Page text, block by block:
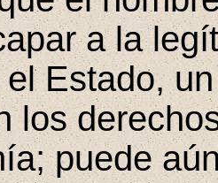
a la
Estado,
los
puede